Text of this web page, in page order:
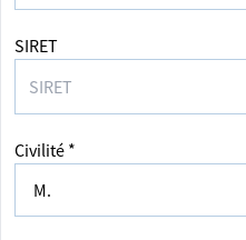
SIRET
Civilité *